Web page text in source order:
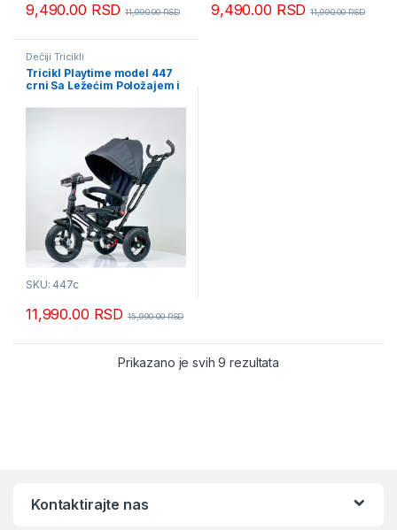
9,490.00 RSD 11,990.00RSD 9,490.00 RSD 11,990.00RSD
Dečiji Tricikli
Tricikl Playtime model 447
crni Sa Ležećim Položajem i
SKU: 447c
11,990.00 RSD 15,990.00RSD
Prikazano je svih 9 rezultataSortirano po
Kontaktirajte nas